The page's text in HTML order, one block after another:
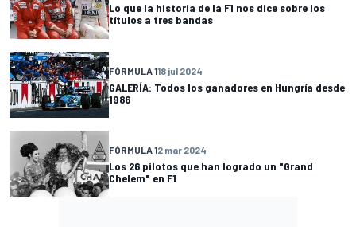
Lo que la historia de la F1 nos dice sobre los
títulos a tres bandas
FÓRMULA 118 jul 2024
GALERÍA: Todos los ganadores en Hungría desde
1986
FÓRMULA 12 mar 2024
Los 26 pilotos que han logrado un "Grand
Chelem" en F1